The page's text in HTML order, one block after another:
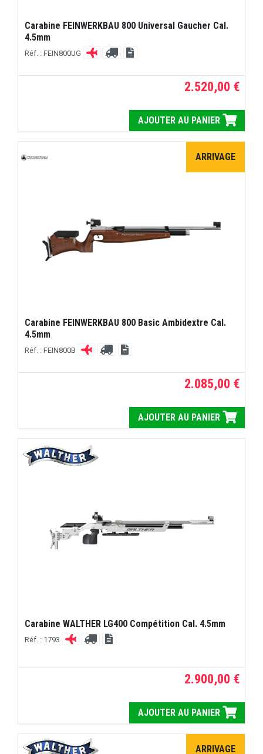
Carabine FEINWERKBAU 800 Universal Gaucher Cal.
4.5mm
Réf. : FEIN800UG
2.520,00 €
AJOUTER AU PANIER
ARRIVAGE
Carabine FEINWERKBAU 800 Basic Ambidextre Cal.
4.5mm
Réf. : FEIN800B
2.085,00 €
AJOUTER AU PANIER
Carabine WALTHER LG400 Compétition Cal. 4.5mm
Réf. : 1793
2.900,00 €
AJOUTER AU PANIER
ARRIVAGE